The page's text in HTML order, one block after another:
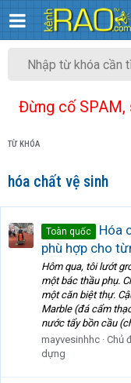
Đừng cố SPAM,
TỪ KHÓA
hóa chất vệ sinh
Toàn quốc
Hóa
phù hợp cho
Hôm qua, tôi lướt
một bác thầu phụ.
một căn biệt thự.
Marble (đá cẩm
nước tẩy bồn cầu
mayvesinhhc Chủ
dựng